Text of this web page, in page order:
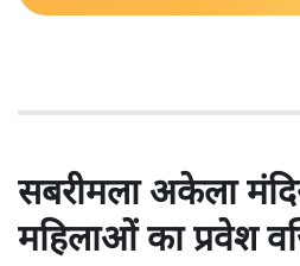
सबरीमला अकेला
महिलाओं का प्रवेश